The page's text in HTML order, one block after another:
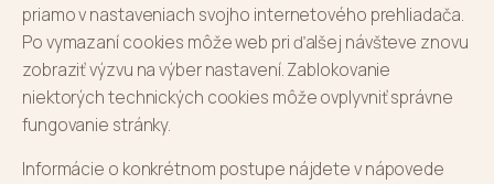
priamo v nastaveniach svojho internetového prehliadača.
Po vymazaní cookies môže web pri ďalšej návšteve znovu
zobraziť výzvu na výber nastavení. Zablokovanie
niektorých technických cookies môže ovplyvniť správne
fungovanie stránky.
Informácie o konkrétnom postupe nájdete v nápovede